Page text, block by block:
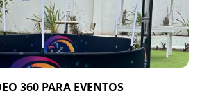
360 PARA EVENTOS